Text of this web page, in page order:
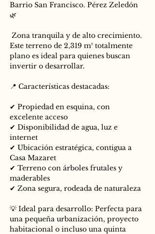
Barrio San Francisco. Pérez Zeledón
🌿
Este terreno de 2,319 m² totalmente
plano es ideal para quienes buscan
invertir o desarrollar.
📍 Características destacadas:
✔ Propiedad en esquina, con
excelente acceso
✔ Disponibilidad de agua, luz e
internet
✔ Ubicación estratégica, contigua a
Casa Mazaret
✔ Terreno con árboles frutales y
maderables
✔ Zona segura, rodeada de naturaleza
💡 Ideal para desarrollo: Perfecta para
una pequeña urbanización, proyecto
habitacional o incluso una quinta